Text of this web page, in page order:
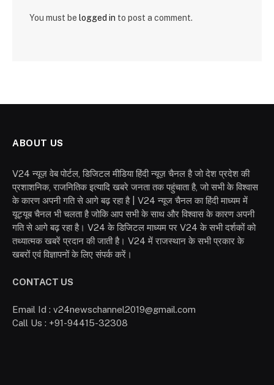
You must be logged in to post a comment.
ABOUT US
V24 न्यूज़ वेब पोर्टल, डिजिटल मीडिया हिंदी न्यूज़ चैनल है जो देश प्रदेश की
प्रशाशनिक, राजनितिक इत्यादि खबरे जनता तक पहुंचाता है, जो सभी के विश्वास
के कारण अपनी गति से आगे बढ़ रहा है | V24 न्यूज चैनल का हिंदी माध्यम में
यूट्यूब चैनल भी चलता है जोकि आप सभी के साथ और विश्वास के कारण अपनी
गति से आगे बढ़ रहा है। V24 के डिजिटल माध्यम पर V24 के सभी दर्शकों को
तथ्यात्मक खबरें प्रदान की जाती है। V24 में राजस्थान के सभी प्रकार के
खबरों एवं विज्ञापनों के लिए संपर्क करें।
CONTACT US
Email Id : v24newschannel2019@gmail.com
Call Us : +91-94415-32308